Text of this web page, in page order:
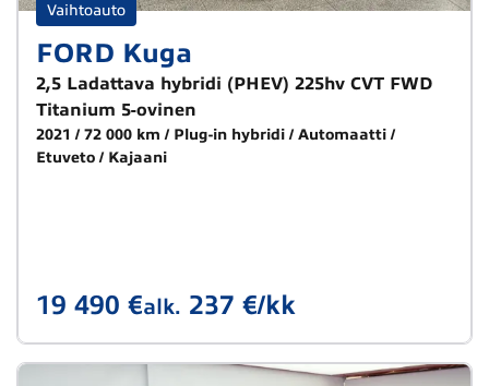
Vaihtoauto
FORD Kuga
2,5 Ladattava hybridi (PHEV) 225hv CVT FWD
Titanium 5-ovinen
2021 72 000 km Plug-in hybridi
Automaatti
Etuveto
Kajaani
19 490 €alk. 237 €/kk